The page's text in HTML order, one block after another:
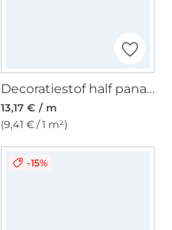
Decoratiestof half panama Cats Life, naturel
13,17 € / m
(9,41 € / 1 m²)
-15%